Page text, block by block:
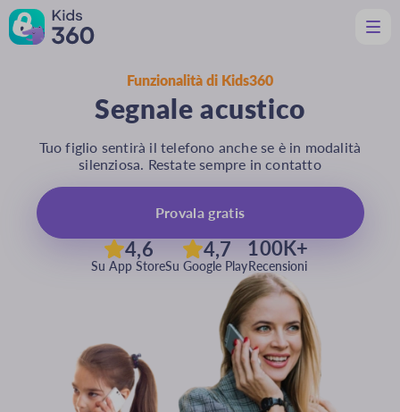
Caratteristiche
Utile per i genitori
Scarica
It
Funzionalità di Kids360
Segnale acustico
Tuo figlio sentirà il telefono anche se è in modalità
silenziosa. Restate sempre in contatto
Provala gratis
4,6
Su App Store
4,7
Su Google Play
100K+
Recensioni